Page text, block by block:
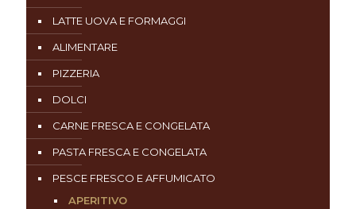
LATTE UOVA E FORMAGGI
ALIMENTARE
PIZZERIA
DOLCI
CARNE FRESCA E CONGELATA
PASTA FRESCA E CONGELATA
PESCE FRESCO E AFFUMICATO
APERITIVO